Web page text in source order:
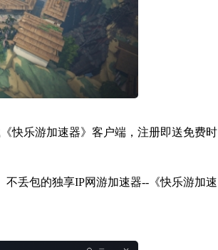
快乐游加速器》客户端，注册即送免费时
丢包的独享IP网游加速器--《快乐游加速